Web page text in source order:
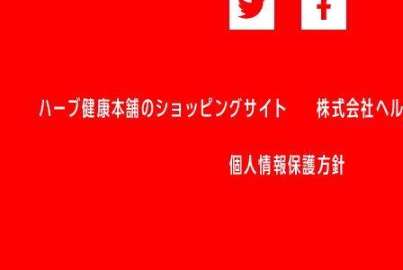
ハーブ健康本舗のショッピングサイト 株式会社ヘ
個人情報保護方針